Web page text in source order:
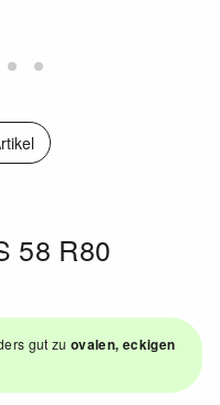
58 R80
gut zuovalen, eckigen